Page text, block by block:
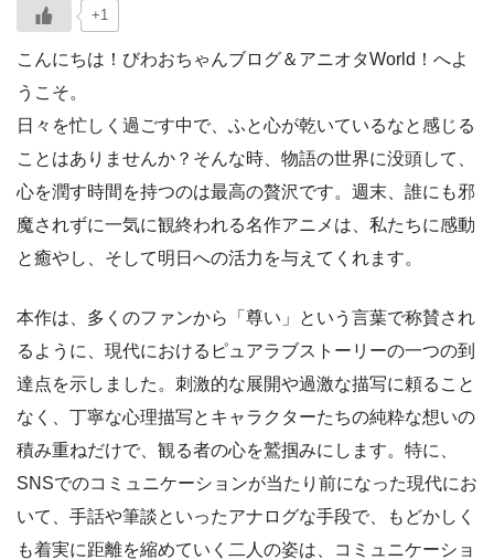
+1
こんにちは！びわおちゃんブログ＆アニオタWorld！へよ
うこそ。
日々を忙しく過ごす中で、ふと心が乾いているなと感じる
ことはありませんか？そんな時、物語の世界に没頭して、
心を潤す時間を持つのは最高の贅沢です。週末、誰にも邪
魔されずに一気に観終われる名作アニメは、私たちに感動
と癒やし、そして明日への活力を与えてくれます。
本作は、多くのファンから「尊い」という言葉で称賛され
るように、現代におけるピュアラブストーリーの一つの到
達点を示しました。刺激的な展開や過激な描写に頼ること
なく、丁寧な心理描写とキャラクターたちの純粋な想いの
積み重ねだけで、観る者の心を鷲掴みにします。特に、
SNSでのコミュニケーションが当たり前になった現代にお
いて、手話や筆談といったアナログな手段で、もどかしく
も着実に距離を縮めていく二人の姿は、コミュニケーショ